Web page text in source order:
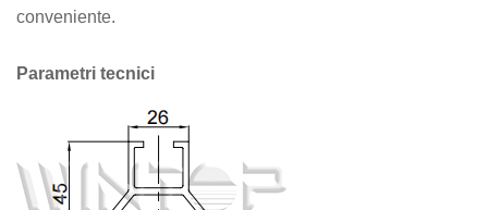
conveniente.
Parametri tecnici